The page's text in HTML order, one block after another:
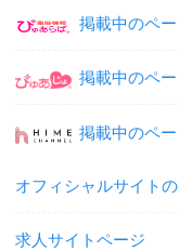
掲載中のペ
掲載中のペ
掲載中のペ
オフィシャルサイト
求人サイトページ